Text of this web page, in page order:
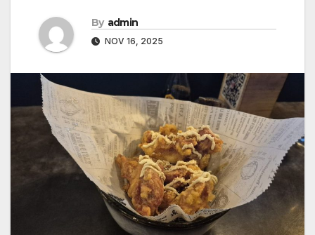
By admin
NOV 16, 2025